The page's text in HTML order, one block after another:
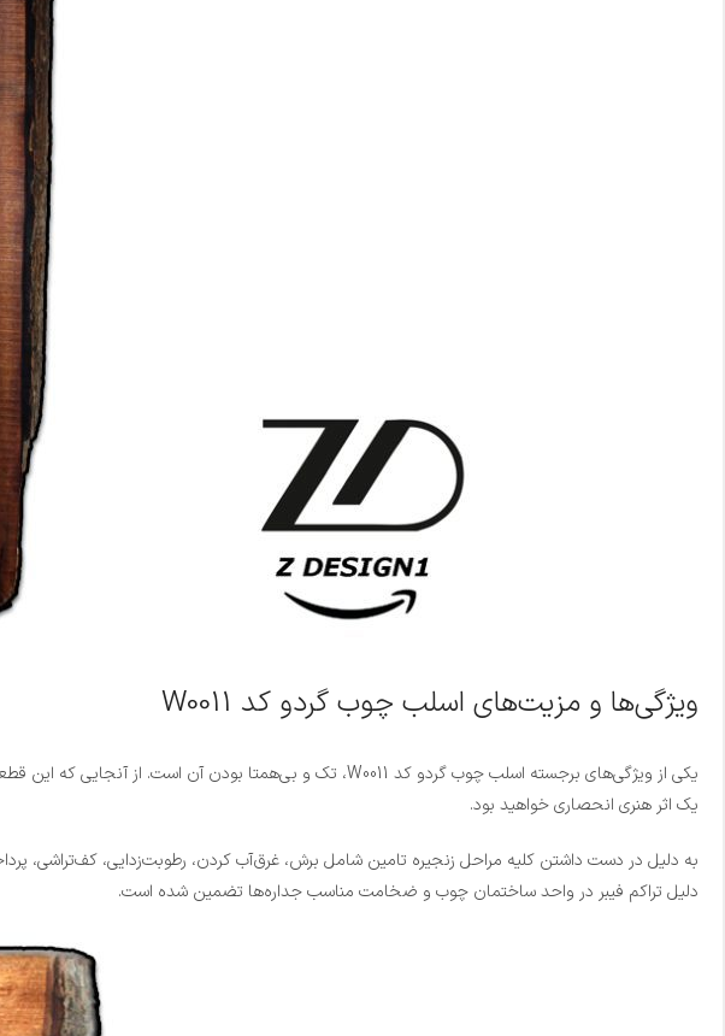
ویژگی‌ها و مزیت‌های اسلب چوب گردو کد W0011
یک اثر هنری انحصاری خواهید بود.
به دلیل در دست داشتن کلیه مراحل زنجیره تامین شامل برش، غرق‌آب کردن، رطوبت‌زدایی، کف‌تراشی،
دلیل تراکم فیبر در واحد ساختمان چوب و ضخامت مناسب جداره‌ها تضمین شده است.